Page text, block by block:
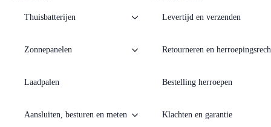
Thuisbatterijen
Zonnepanelen
Laadpalen
Aansluiten, besturen en meten
Levertijd en verzenden
Retourneren en
Bestelling herroepen
Klachten en garantie